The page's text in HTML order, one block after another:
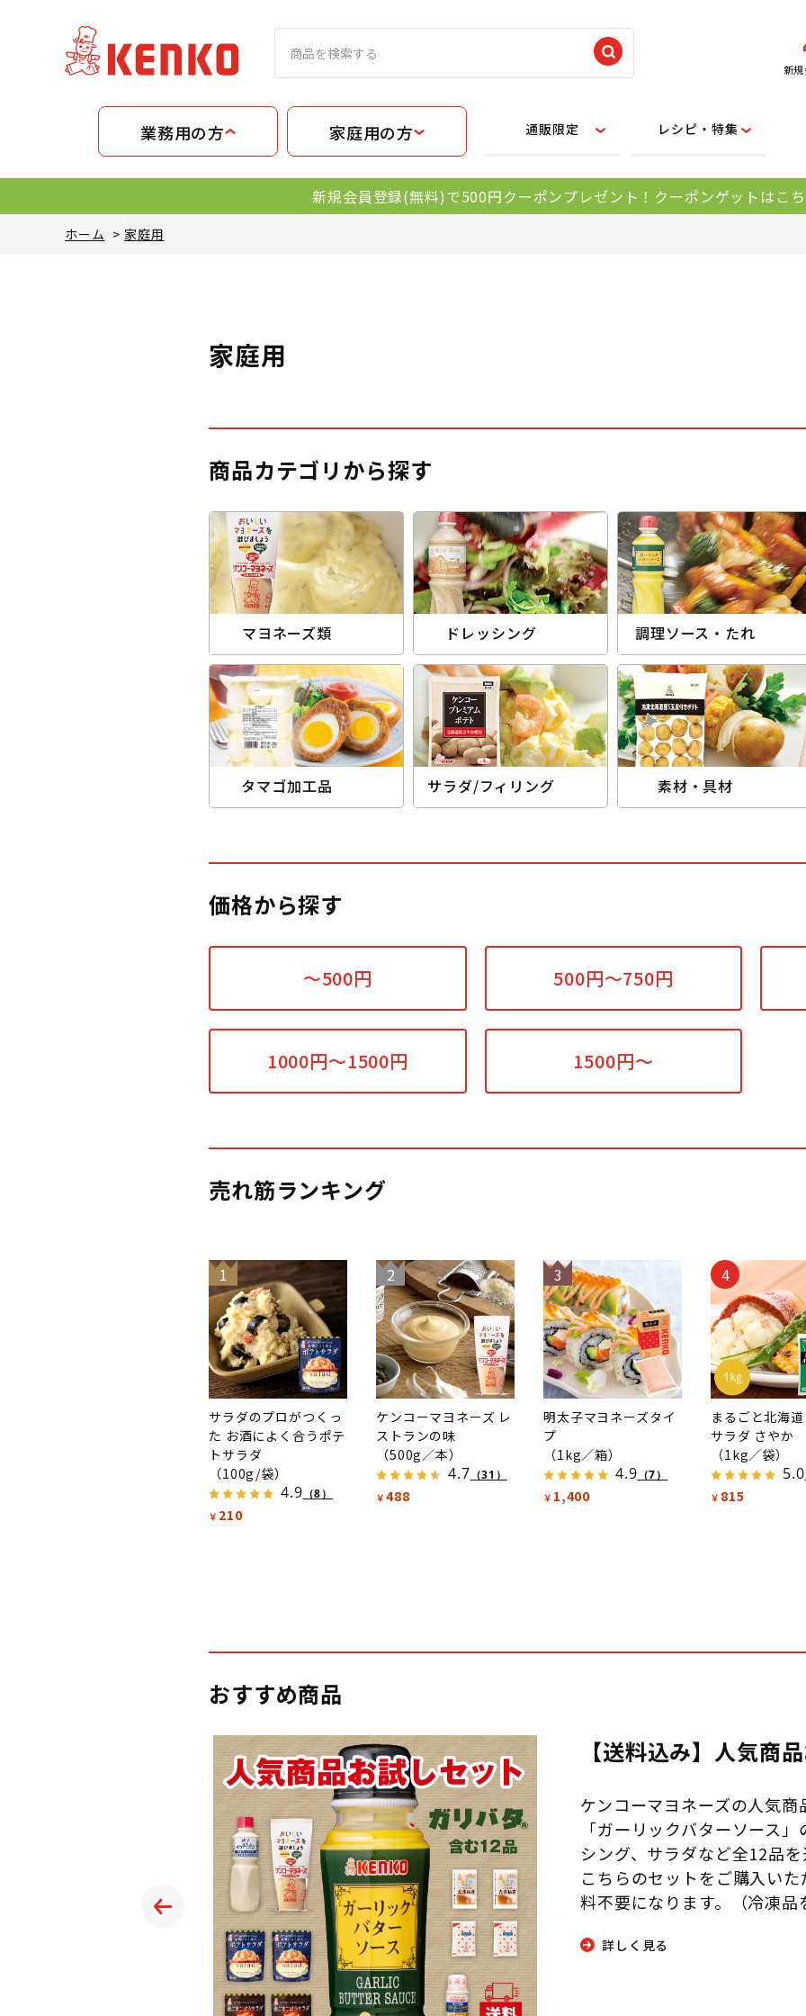
新
業務用の方 家庭用の方 通販限定 レシピ・特集
新規会員登録(無料)で500円クーポンプレゼント！クーポンゲットはこ
ホーム >家庭用
家庭用
商品カテゴリから探す
マヨネーズ類 ドレッシング 調理ソース・たれ
タマゴ加工品 サラダ/フィリング 素材・具材
価格から探す
～500円 500円～750円
1000円～1500円 1500円～
売れ筋ランキング
1
サラダのプロがつくっ
た お酒によく合うポテ
トサラダ
（100g/袋）
4.9 （8）
￥ 210
2
ケンコーマヨネーズ レ
ストランの味
（500g／本）
4.7 （31）
￥ 488
3
明太子マヨネーズタイ
プ
（1kg／箱）
4.9 （7）
￥ 1,400
4
まるごと北海
サラダ さやか
（1kg／袋）
5.0
￥ 815
おすすめ商品
。さらに炒飯やパス
【送料込み】人気商
ケンコーマヨネーズの人気商
「ガーリックバターソース
シング、サラダなど全12品
こちらのセットをご購入い
料不要になります。（冷凍品
詳しく見る